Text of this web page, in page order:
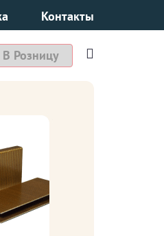
Контакты
В Розницу